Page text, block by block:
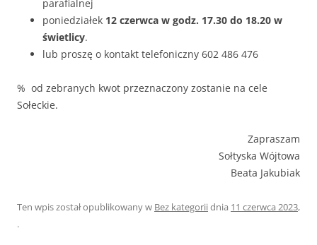
parafialnej
poniedziałek 12 czerwca w godz. 17.30 do 18.20 w
świetlicy.
lub proszę o kontakt telefoniczny 602 486 476
% od zebranych kwot przeznaczony zostanie na cele
Sołeckie.
Zapraszam
Sołtyska Wójtowa
Beata Jakubiak
Ten wpis został opublikowany w Bez kategoriidnia 11 czerwca 2023,
.